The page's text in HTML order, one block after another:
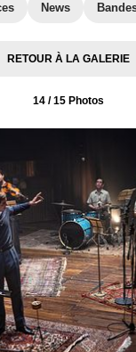
News
RETOUR À LA GALERIE
14 / 15 Photos